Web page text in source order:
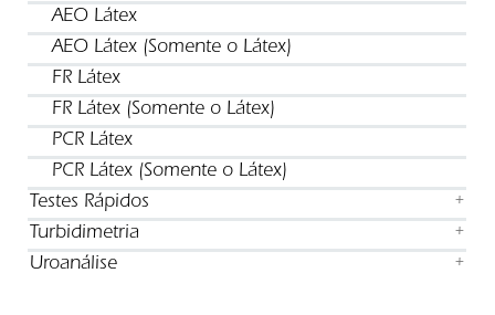
AEO Látex
AEO Látex (Somente o Látex)
FR Látex
FR Látex (Somente o Látex)
PCR Látex
PCR Látex (Somente o Látex)
Testes Rápidos
+
Turbidimetria +
Uroanálise +